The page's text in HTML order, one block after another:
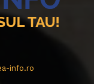
info.ro